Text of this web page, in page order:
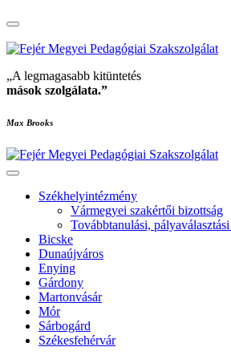
„A legmagasabb kitüntetés
mások szolgálata.”
Max Brooks
Székhelyintézmény
Vármegyei szakértői bizottság
Továbbtanulási,
Bicske
Dunaújváros
Enying
Gárdony
Martonvásár
Mór
Sárbogárd
Székesfehérvár